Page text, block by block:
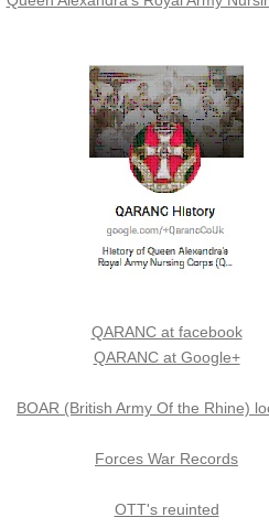
QARANC at facebook
QARANC at Google+
BOAR (British Army Of the Rhine)
Forces War Records
OTT's reuinted